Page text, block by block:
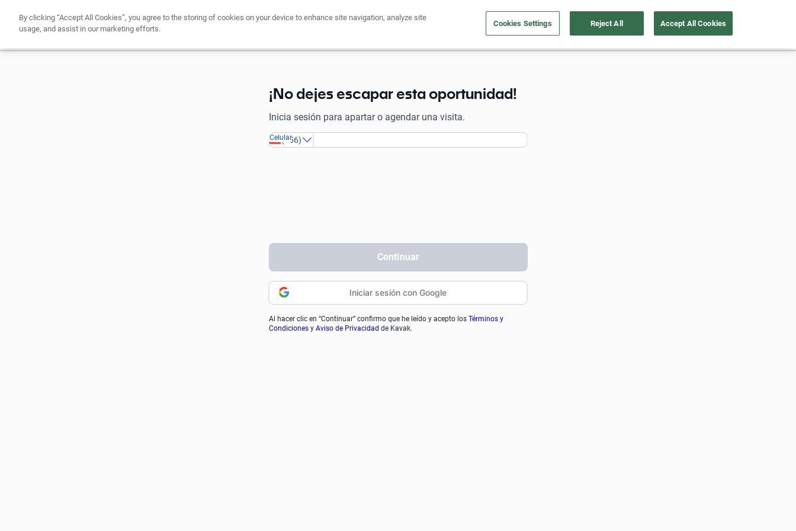
Financia tu auto Comprar un auto Vende tu auto Soy Empresa Nosotros
¡No dejes escapar esta oportunidad!
Inicia sesión para apartar o agendar una visita.
(+56)
Celular
Continuar
Iniciar sesión con Google
Al hacer clic en “Continuar” confirmo que he leído y acepto los Términos y
Condicionesy Aviso de Privacidad de Kavak.
By clicking “Accept All Cookies”, you agree to the storing of cookies on your device to enhance site navigation, analyze site
usage, and assist in our marketing efforts.
Cookies Settings Reject All Accept All Cookies